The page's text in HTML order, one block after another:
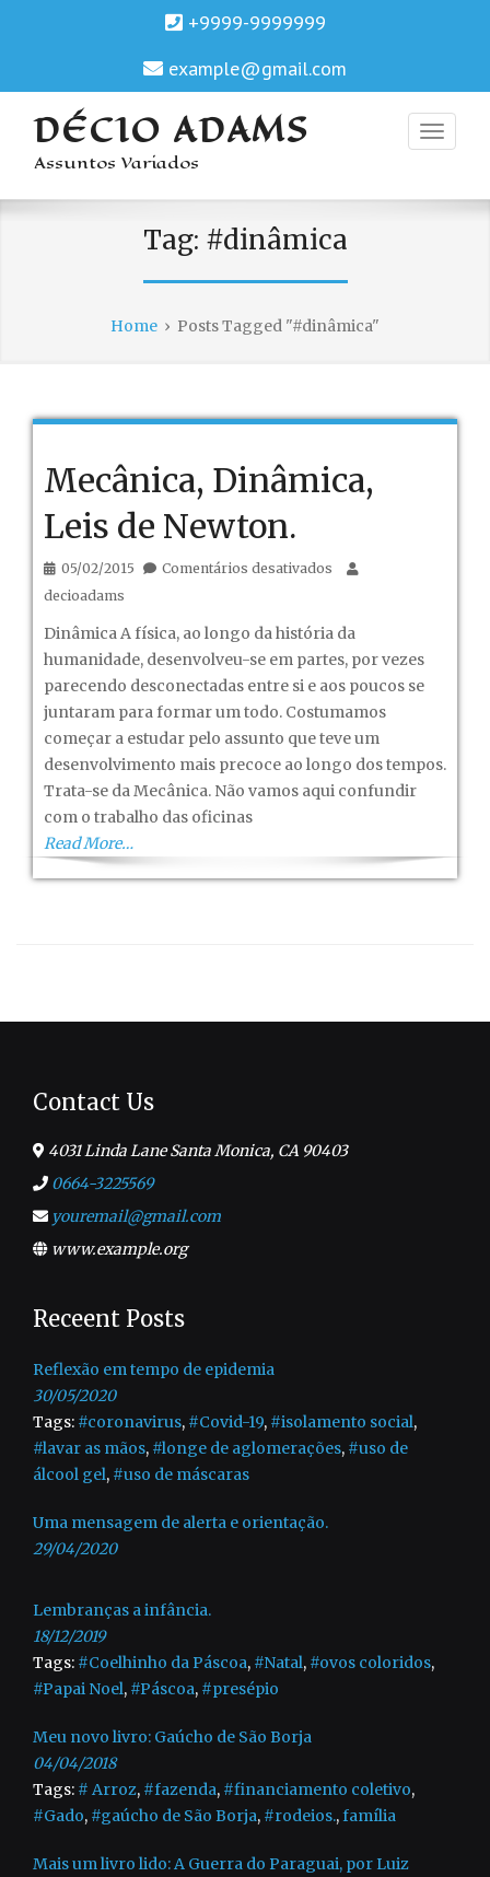
+9999-9999999
example@gmail.com
DÉCIO ADAMS
Assuntos Variados
Tag: #dinâmica
Home › Posts Tagged "#dinâmica"
Mecânica, Dinâmica,
Leis de Newton.
05/02/2015 Comentários desativados em
de
Newton.
decioadams
Dinâmica A física, ao longo da história da
humanidade, desenvolveu-se em partes, por vezes
parecendo desconectadas entre si e aos poucos se
juntaram para formar um todo. Costumamos
começar a estudar pelo assunto que teve um
desenvolvimento mais precoce ao longo dos tempos.
Trata-se da Mecânica. Não vamos aqui confundir
com o trabalho das oficinas
Read More…
Contact Us
4031 Linda Lane Santa Monica, CA 90403
0664-3225569
youremail@gmail.com
www.example.org
Receent Posts
Reflexão em tempo de epidemia
30/05/2020
Tags: #coronavirus, #Covid-19, #isolamento social,
#lavar as mãos, #longe de aglomerações, #uso de
álcool gel, #uso de máscaras
Uma mensagem de alerta e orientação.
29/04/2020
Lembranças a infância.
18/12/2019
Tags: #Coelhinho da Páscoa, #Natal, #ovos coloridos,
#Papai Noel, #Páscoa, #presépio
Meu novo livro: Gaúcho de São Borja
04/04/2018
Tags: # Arroz, #fazenda, #financiamento coletivo,
#Gado, #gaúcho de São Borja, #rodeios.,família
Mais um livro lido: A Guerra do Paraguai, por Luiz